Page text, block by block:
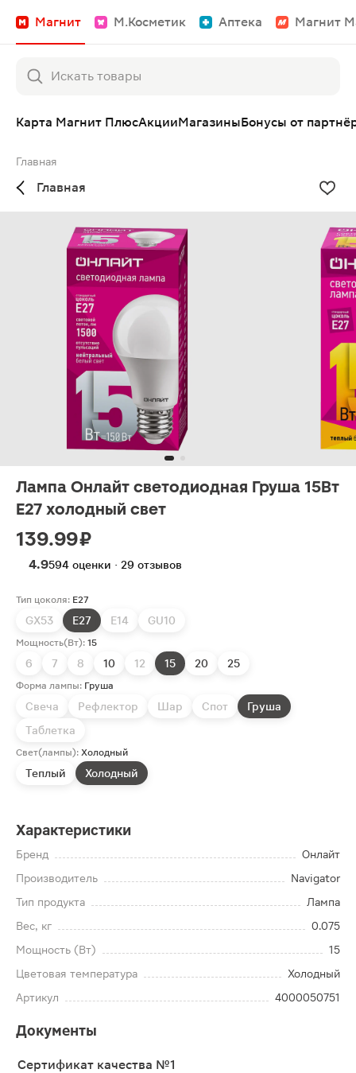
Магнит М.Косметик Аптека Магнит
Карта Магнит ПлюсАкцииМагазиныБонусы от
Главная
Главная
Лампа Онлайт светодиодная Груша 15Вт
Е27 холодный свет
139.99 ₽
4.9594 оценки · 29 отзывов
Тип цоколя: E27
GX53 E27 E14 GU10
Мощность(Вт): 15
6 7 8 10 12 15 20 25
Форма лампы: Груша
Свеча Рефлектор Шар Спот
Груша
Таблетка
Свет(лампы): Холодный
Теплый Холодный
Характеристики
Бренд
Онлайт
Производитель
Navigator
Тип продукта
Лампа
Вес, кг
0.075
Мощность (Вт)
15
Цветовая температура
Холодный
Артикул
4000050751
Документы
Сертификат качества №1